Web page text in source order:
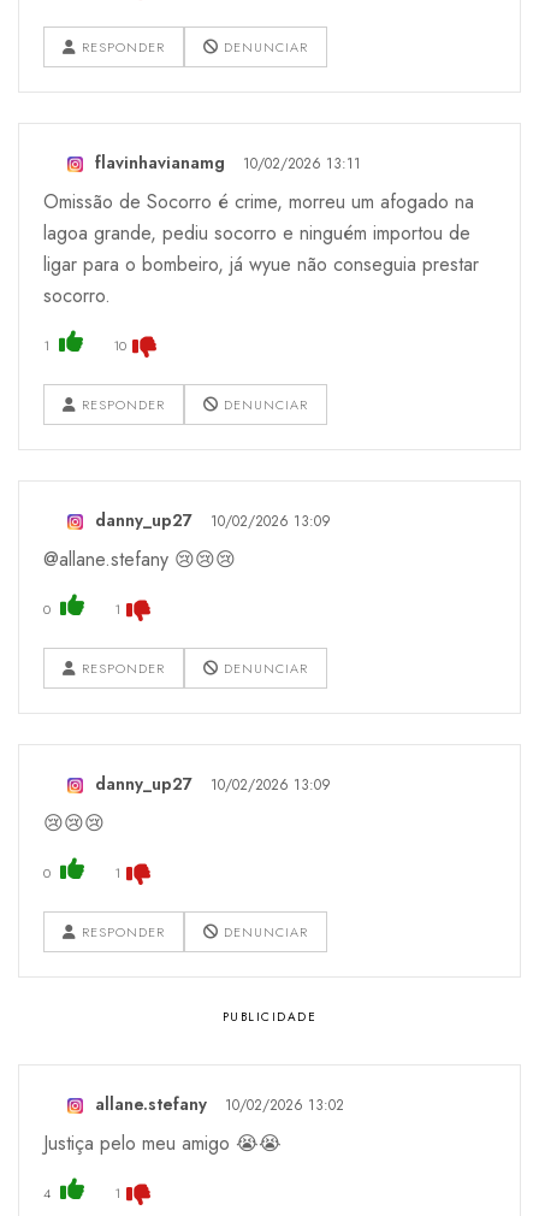
RESPONDER DENUNCIAR
flavinhavianamg 10/02/2026 13:11
Omissão de Socorro é crime, morreu um afogado na
lagoa grande, pediu socorro e ninguém importou de
ligar para o bombeiro, já wyue não conseguia prestar
socorro.
1 10
RESPONDER DENUNCIAR
danny_up27 10/02/2026 13:09
@allane.stefany 😢😢😢
0 1
RESPONDER DENUNCIAR
danny_up27 10/02/2026 13:09
😢😢😢
0 1
RESPONDER DENUNCIAR
allane.stefany 10/02/2026 13:02
Justiça pelo meu amigo 😭😭
4 1